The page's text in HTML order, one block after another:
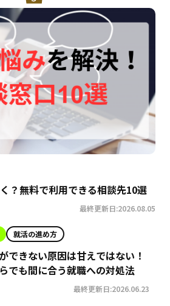
？無料で利用できる相談先10選
最終更新日:2026.08.05
就活の進め方
できない原因は甘えではない！
でも間に合う就職への対処法
最終更新日:2026.06.23